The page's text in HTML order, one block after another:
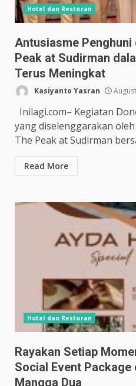
Hotel dan Restoran
Antusiasme Penghuni
Peak at Sudirman
Terus Meningkat
Kasiyanto Yasran
Inilagi.com– Kegiatan
yang diselenggarakan
The Peak at Sudirman
Read More
Hotel dan Restoran
Rayakan Setiap
Social Event Package
Mangga Dua